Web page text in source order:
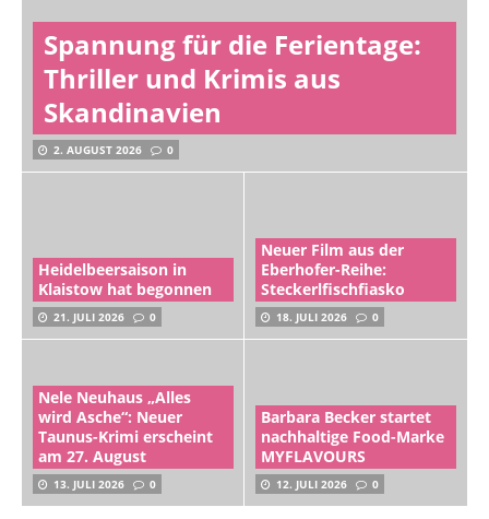
Spannung für die Ferientage:
Thriller und Krimis aus
Skandinavien
2. AUGUST 2026 0
Heidelbeersaison in
Klaistow hat begonnen
21. JULI 2026 0
Neuer Film aus der
Eberhofer-Reihe:
Steckerlfischfiasko
18. JULI 2026 0
Nele Neuhaus „Alles
wird Asche“: Neuer
Taunus-Krimi erscheint
am 27. August
13. JULI 2026 0
Barbara Becker startet
nachhaltige Food-Marke
MYFLAVOURS
12. JULI 2026 0